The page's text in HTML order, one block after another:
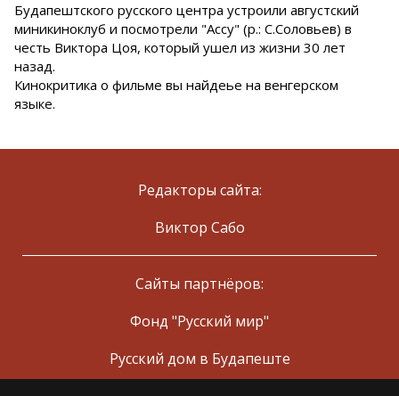
Будапештского русского центра устроили августский
миникиноклуб и посмотрели "Ассу" (р.: С.Соловьев) в
честь Виктора Цоя, который ушел из жизни 30 лет
назад.
Кинокритика о фильме вы найдеье на венгерском
языке.
Редакторы сайта:
Виктор Сабо
Сайты партнёров:
Фонд "Русский мир"
Русский дом в Будапеште